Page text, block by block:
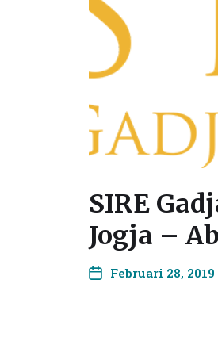
SIRE
Jogja –
Februari 28, 2019